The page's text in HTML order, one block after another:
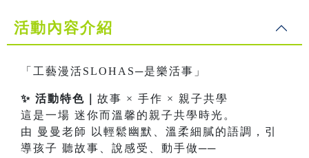
活動內容介紹
「工藝漫活SLOHAS─是樂活事」
✨ 活動特色｜ 故事 × 手作 × 親子共學
這是一場 迷你而溫馨的親子共學時光。
由 曼曼老師 以輕鬆幽默、溫柔細膩的語調，引
導孩子 聽故事、說感受、動手做──